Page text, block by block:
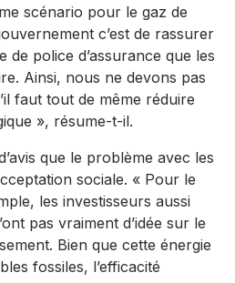
scénario pour le gaz de
c’est de rassurer
police d’assurance que les
Ainsi, nous ne devons pas
faut tout de même réduire
», résume-t-il.
que le problème avec les
sociale. « Pour le
les investisseurs aussi
pas vraiment d’idée sur le
Bien que cette énergie
fossiles, l’efficacité